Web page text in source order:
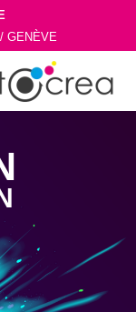
GENÈVE